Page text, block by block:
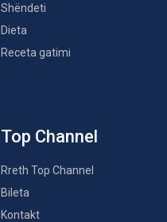
Shëndeti
Dieta
Receta gatimi
Top Channel
Rreth Top Channel
Bileta
Kontakt